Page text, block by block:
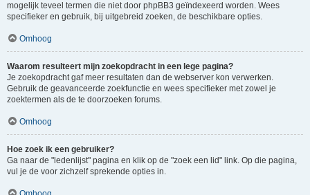
mogelijk teveel termen die niet door phpBB3 geïndexeerd worden. Wees
specifieker en gebruik, bij uitgebreid zoeken, de beschikbare opties.
Omhoog
Waarom resulteert mijn zoekopdracht in een lege pagina?
Je zoekopdracht gaf meer resultaten dan de webserver kon verwerken.
Gebruik de geavanceerde zoekfunctie en wees specifieker met zowel je
zoektermen als de te doorzoeken forums.
Omhoog
Hoe zoek ik een gebruiker?
Ga naar de "ledenlijst" pagina en klik op de "zoek een lid" link. Op die pagina,
vul je de voor zichzelf sprekende opties in.